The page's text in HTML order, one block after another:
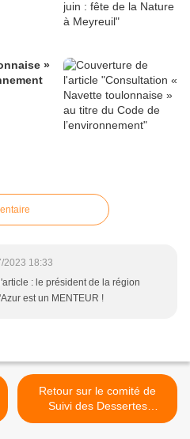
»
2023 18:33
: le président de la région
est un MENTEUR !
Retour sur le comité de
Suivi des Dessertes
Ferroviaires de la ligne